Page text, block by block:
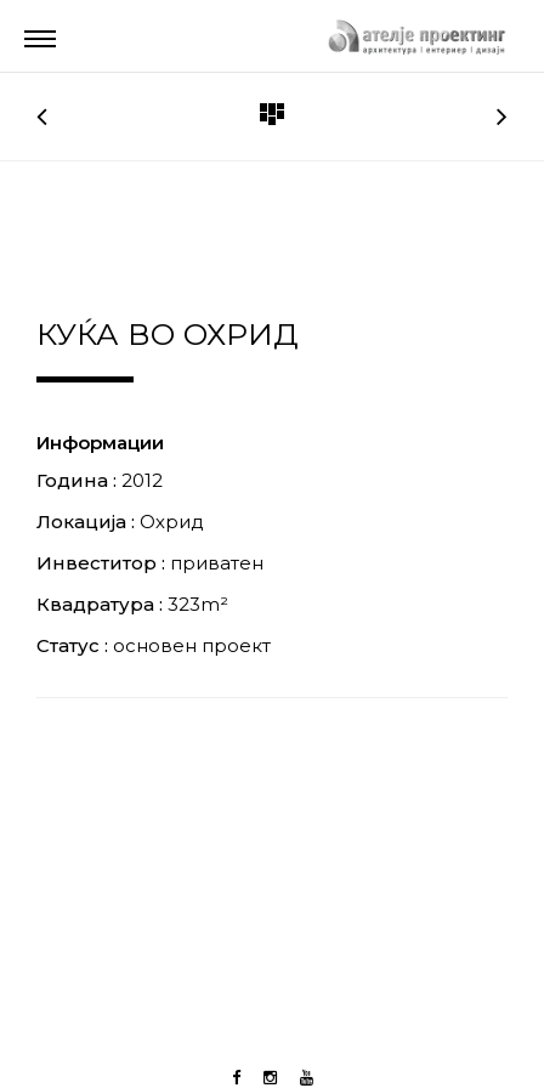
КУЌА ВО ОХРИД
Информации
Година : 2012
Локација : Охрид
Инвеститор : приватен
Квадратура : 323m²
Статус : основен проект